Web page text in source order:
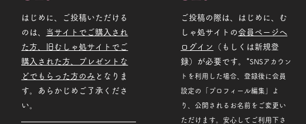
はじめに、ご投稿いただける
のは、
当サイトでご購入され
た方、旧むしゃ処サイトでご
購入された方、プレゼントな
どでもらった方のみ となりま
す。あらかじめご了承くださ
い。
ご投稿の際は、はじめに、む
しゃ処サイトの 会員ページへ
ログイン
（もしくは新規登
録）が必要です。*SNSアカウン
トを利用した場合、登録後に会員
設定の「プロフィール編集」よ
り、公開されるお名前をご変更い
ただけます。安心してご利用下さ